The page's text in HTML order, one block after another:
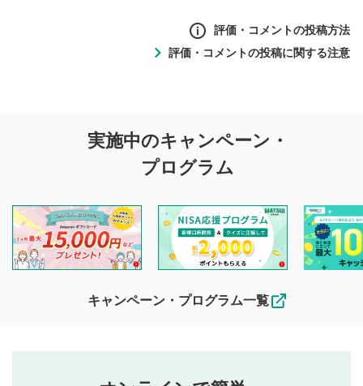
評価・コメントの投稿方法
評価・コメントの投稿に関する注意
投稿に関する注意
を目的として、各動画コンテンツに、評価およびコメントの
投稿ができます。利用者は以下の注意事項をご理解のうえ、
閲覧および投稿を行うものとしてください。
他の利用者が動画を視聴される際の参考になるコメントをお
待ちしております。
なお、投稿をもって、本注意事項に同意されたものとみなし
実施中のキャンペーン・
プログラム
キャンペーン・プログラム一覧